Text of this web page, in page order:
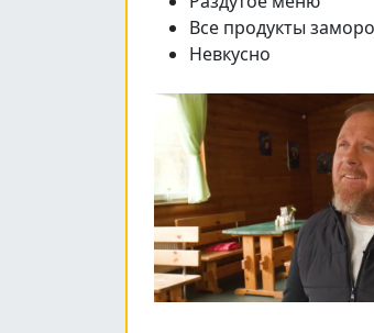
Все продукты
Невкусно